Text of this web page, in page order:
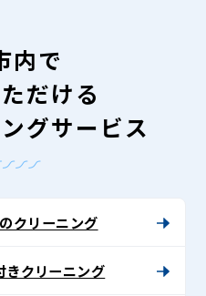
内で
だける
グサービス
クリーニング
きクリーニング